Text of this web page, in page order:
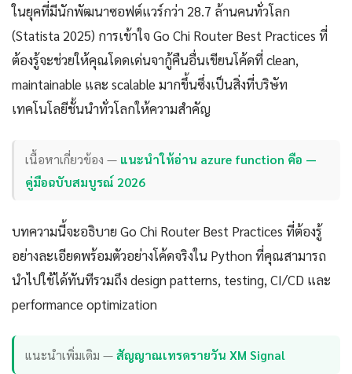
ในยุคที่มีนักพัฒนาซอฟต์แวร์กว่า 28.7 ล้านคนทั่วโลก
(Statista 2025) การเข้าใจ Go Chi Router Best Practices ที่
ต้องรู้จะช่วยให้คุณโดดเด่นจากู้คืนอื่นเขียนโค้ดที่ clean,
maintainable และ scalable มากขึ้นซึ่งเป็นสิ่งที่บริษัท
เทคโนโลยีชั้นนำทั่วโลกให้ความสำคัญ
เนื้อหาเกี่ยวข้อง — แนะนำให้อ่าน azure function คือ —
คู่มือฉบับสมบูรณ์ 2026
บทความนี้จะอธิบาย Go Chi Router Best Practices ที่ต้องรู้
อย่างละเอียดพร้อมตัวอย่างโค้ดจริงใน Python ที่คุณสามารถ
นำไปใช้ได้ทันทีรวมถึง design patterns, testing, CI/CD และ
performance optimization
แนะนำเพิ่มเติม —สัญญาณเทรดรายวัน XM Signal